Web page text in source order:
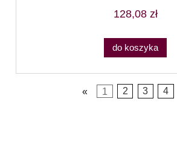
128,08 zł
do koszyka
« 1 2 3 4